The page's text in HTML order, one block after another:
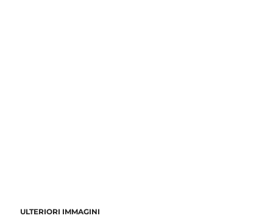
ULTERIORI IMMAGINI